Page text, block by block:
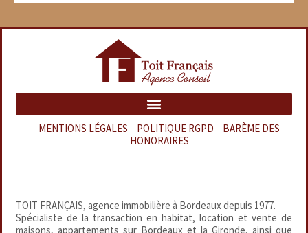
MENTIONS LÉGALES POLITIQUE RGPD
BARÈME DES
HONORAIRES
TOIT FRANÇAIS, agence immobilière à Bordeaux depuis 1977.
Spécialiste de la transaction en habitat, location et vente de
maisons, appartements sur Bordeaux et la Gironde, ainsi que